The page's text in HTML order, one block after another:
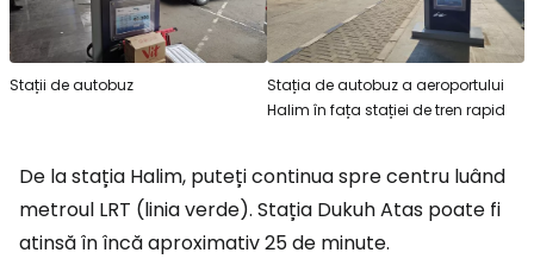
Stații de autobuz
Stația de autobuz a aeroportului
Halim în fața stației de tren rapid
De la stația Halim, puteți continua spre centru luând
metroul LRT (linia verde). Stația Dukuh Atas poate fi
atinsă în încă aproximativ 25 de minute.